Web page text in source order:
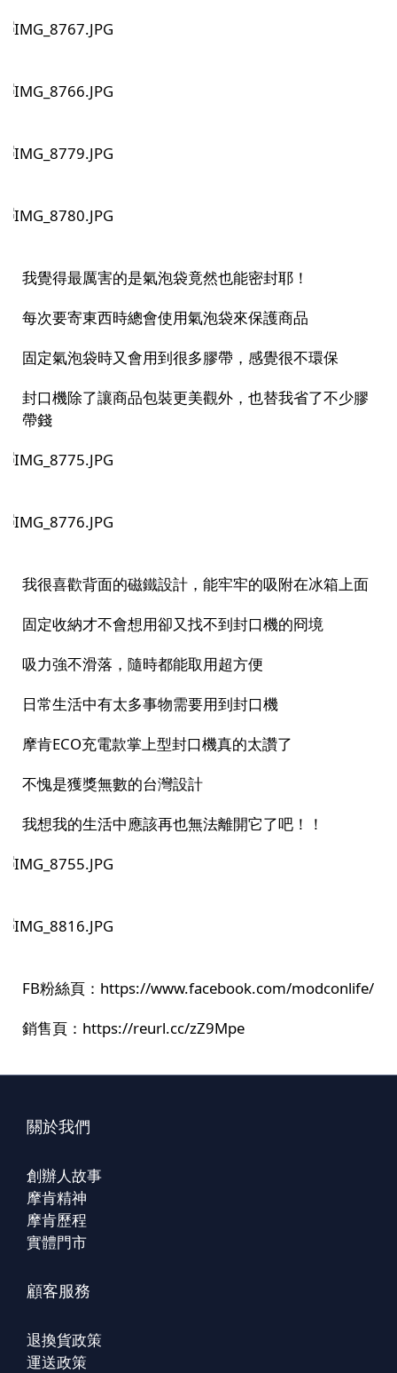
我覺得最厲害的是氣泡袋竟然也能密封耶！
每次要寄東西時總會使用氣泡袋來保護商品
固定氣泡袋時又會用到很多膠帶，感覺很不環保
封口機除了讓商品包裝更美觀外，也替我省了不少膠
帶錢
我很喜歡背面的磁鐵設計，能牢牢的吸附在冰箱上面
固定收納才不會想用卻又找不到封口機的冏境
吸力強不滑落，隨時都能取用超方便
日常生活中有太多事物需要用到封口機
摩肯ECO充電款掌上型封口機真的太讚了
不愧是獲獎無數的台灣設計
我想我的生活中應該再也無法離開它了吧！！
FB粉絲頁： https://www.facebook.com/modconlife/
銷售頁： https://reurl.cc/zZ9Mpe
關於我們
創辦人故事
摩肯精神
摩肯歷程
實體門市
顧客服務
退換貨政策
運送政策